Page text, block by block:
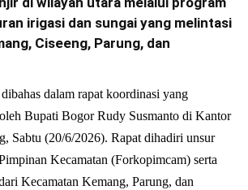
irigasi dan sungai yang melintasi
Ciseeng, Parung, dan
dalam rapat koordinasi yang
Bupati Bogor Rudy Susmanto di Kantor
Sabtu (20/6/2026). Rapat dihadiri unsur
Kecamatan (Forkopimcam) serta
Kecamatan Kemang, Parung, dan